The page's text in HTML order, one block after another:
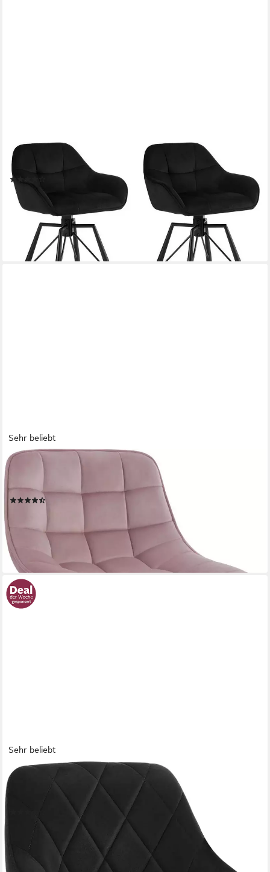
WOLTU
Barhocker (2 St), 2er Set, mit Lehne Fußstütze, drehbar
105,39 €
(52,70 €/ 1 Stk)
lieferbar - in 3-4 Werktagen bei dir
Sehr beliebt
WOLTU
Barhocker (1 St), Schminkhocker 360° Schwenken Samt Sitz
38-49.5cm Hoch rosa
78,99 €
-49%
lieferbar - in 3-4 Werktagen bei dir
+1
Sehr beliebt
WOLTU
Barhocker (1 St), gepolsterte Sitzfläche Höhenverstellbar 360°
57,77 € UVP 119,99 €
nur bis Dienstag
lieferbar - in 3-4 Werktagen bei dir